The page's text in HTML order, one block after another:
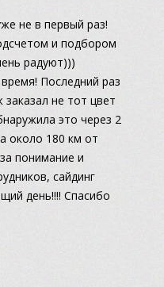
не в первый раз!
и подбором
радуют)))
Последний раз
не тот цвет
это через 2
около 180 км от
понимание и
сайдинг
день!!!! Спасибо